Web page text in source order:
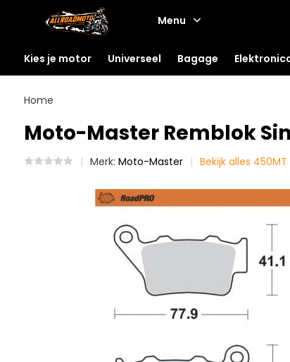
Menu
Kies je motor Universeel Bagage
Home
Moto-Master Remblok
Merk: Moto-Master Bekijk alles 450MT